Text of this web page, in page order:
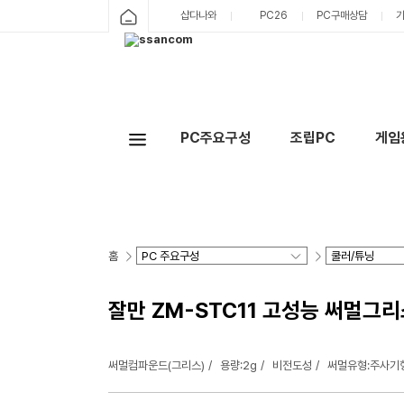
샵다나와 PC26 PC구매상담
PC주요구성 조립PC 게
홈
잘만 ZM-STC11 고성능 써멀그
써멀컴파운드(그리스) 용량:2g 비전도성 써멀유형:주사기